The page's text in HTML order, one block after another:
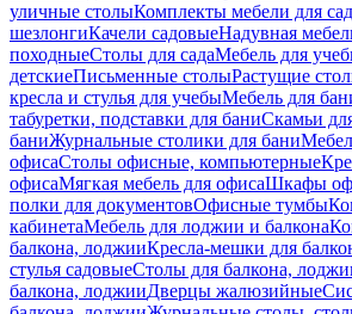
уличные столыКомплекты мебели для
шезлонгиКачели садовыеНадувная
походныеСтолы для садаМебель для
детскиеПисьменные столыРастущие
кресла и стулья для учебыМебель для
табуретки, подставки для баниСкамьи
баниЖурнальные столики для бани
офисаСтолы офисные, компьютерные
офисаМягкая мебель для офисаШкафы
полки для документовОфисные тумбы
кабинетаМебель для лоджии и балкона
балкона, лоджииКресла-мешки для
стулья садовыеСтолы для балкона,
балкона, лоджииДверцы жалюзийные